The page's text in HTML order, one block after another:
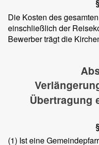
Die Kosten des
einschließlich der
Bewerber trägt die
Übertragung
(1) Ist eine